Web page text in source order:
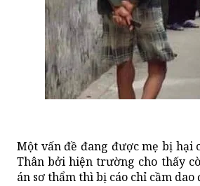
Một vấn đề đang được mẹ bị hại
Thân bởi hiện trường cho thấy
án sơ thẩm thì bị cáo chỉ cầm